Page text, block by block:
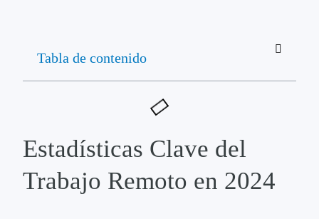
Tabla de contenido
Estadísticas Clave del
Trabajo Remoto en 2024